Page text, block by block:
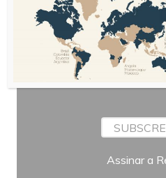
Assinar a